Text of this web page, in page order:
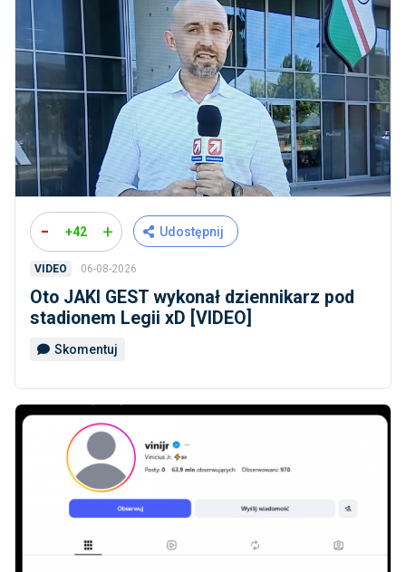
- +42 + Udostępnij
VIDEO 06-08-2026
Oto JAKI GEST wykonał dziennikarz pod
stadionem Legii xD [VIDEO]
Skomentuj